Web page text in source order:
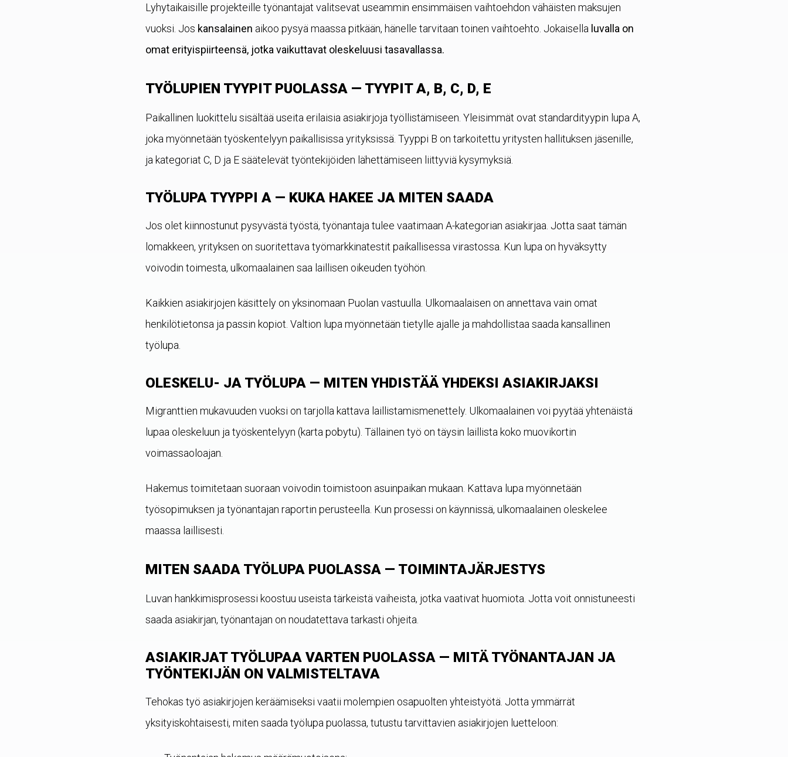
Lyhytaikaisille projekteille työnantajat valitsevat useammin ensimmäisen vaihtoehdon vähäisten maksujen
vuoksi. Jos kansalainen aikoo pysyä maassa pitkään, hänelle tarvitaan toinen vaihtoehto. Jokaisella luvalla on
omat erityispiirteensä, jotka vaikuttavat oleskeluusi tasavallassa.
TYÖLUPIEN TYYPIT PUOLASSA — TYYPIT A, B, C, D, E
Paikallinen luokittelu sisältää useita erilaisia asiakirjoja työllistämiseen. Yleisimmät ovat standardityypin lupa A,
joka myönnetään työskentelyyn paikallisissa yrityksissä. Tyyppi B on tarkoitettu yritysten hallituksen jäsenille,
ja kategoriat C, D ja E säätelevät työntekijöiden lähettämiseen liittyviä kysymyksiä.
TYÖLUPA TYYPPI A — KUKA HAKEE JA MITEN SAADA
Jos olet kiinnostunut pysyvästä työstä, työnantaja tulee vaatimaan A-kategorian asiakirjaa. Jotta saat tämän
lomakkeen, yrityksen on suoritettava työmarkkinatestit paikallisessa virastossa. Kun lupa on hyväksytty
voivodin toimesta, ulkomaalainen saa laillisen oikeuden työhön.
Kaikkien asiakirjojen käsittely on yksinomaan Puolan vastuulla. Ulkomaalaisen on annettava vain omat
henkilötietonsa ja passin kopiot. Valtion lupa myönnetään tietylle ajalle ja mahdollistaa saada kansallinen
työlupa.
OLESKELU- JA TYÖLUPA — MITEN YHDISTÄÄ YHDEKSI ASIAKIRJAKSI
Migranttien mukavuuden vuoksi on tarjolla kattava laillistamismenettely. Ulkomaalainen voi pyytää yhtenäistä
lupaa oleskeluun ja työskentelyyn (karta pobytu). Tällainen työ on täysin laillista koko muovikortin
voimassaoloajan.
Hakemus toimitetaan suoraan voivodin toimistoon asuinpaikan mukaan. Kattava lupa myönnetään
työsopimuksen ja työnantajan raportin perusteella. Kun prosessi on käynnissä, ulkomaalainen oleskelee
maassa laillisesti.
MITEN SAADA TYÖLUPA PUOLASSA — TOIMINTAJÄRJESTYS
Luvan hankkimisprosessi koostuu useista tärkeistä vaiheista, jotka vaativat huomiota. Jotta voit onnistuneesti
saada asiakirjan, työnantajan on noudatettava tarkasti ohjeita.
ASIAKIRJAT TYÖLUPAA VARTEN PUOLASSA — MITÄ TYÖNANTAJAN JA
TYÖNTEKIJÄN ON VALMISTELTAVA
Tehokas työ asiakirjojen keräämiseksi vaatii molempien osapuolten yhteistyötä. Jotta ymmärrät
yksityiskohtaisesti, miten saada työlupa puolassa, tutustu tarvittavien asiakirjojen luetteloon: